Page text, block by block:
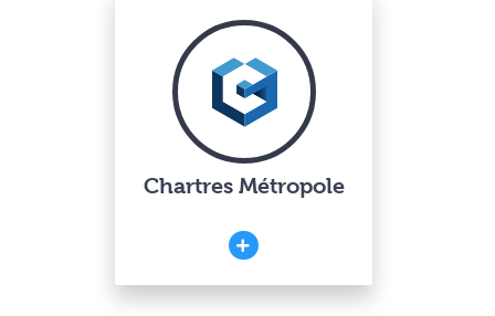
Chartres Métropole